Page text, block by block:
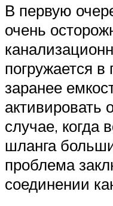
В первую
очень
погружается в
заранее
активировать
случае, когда
шланга
проблема
соединении